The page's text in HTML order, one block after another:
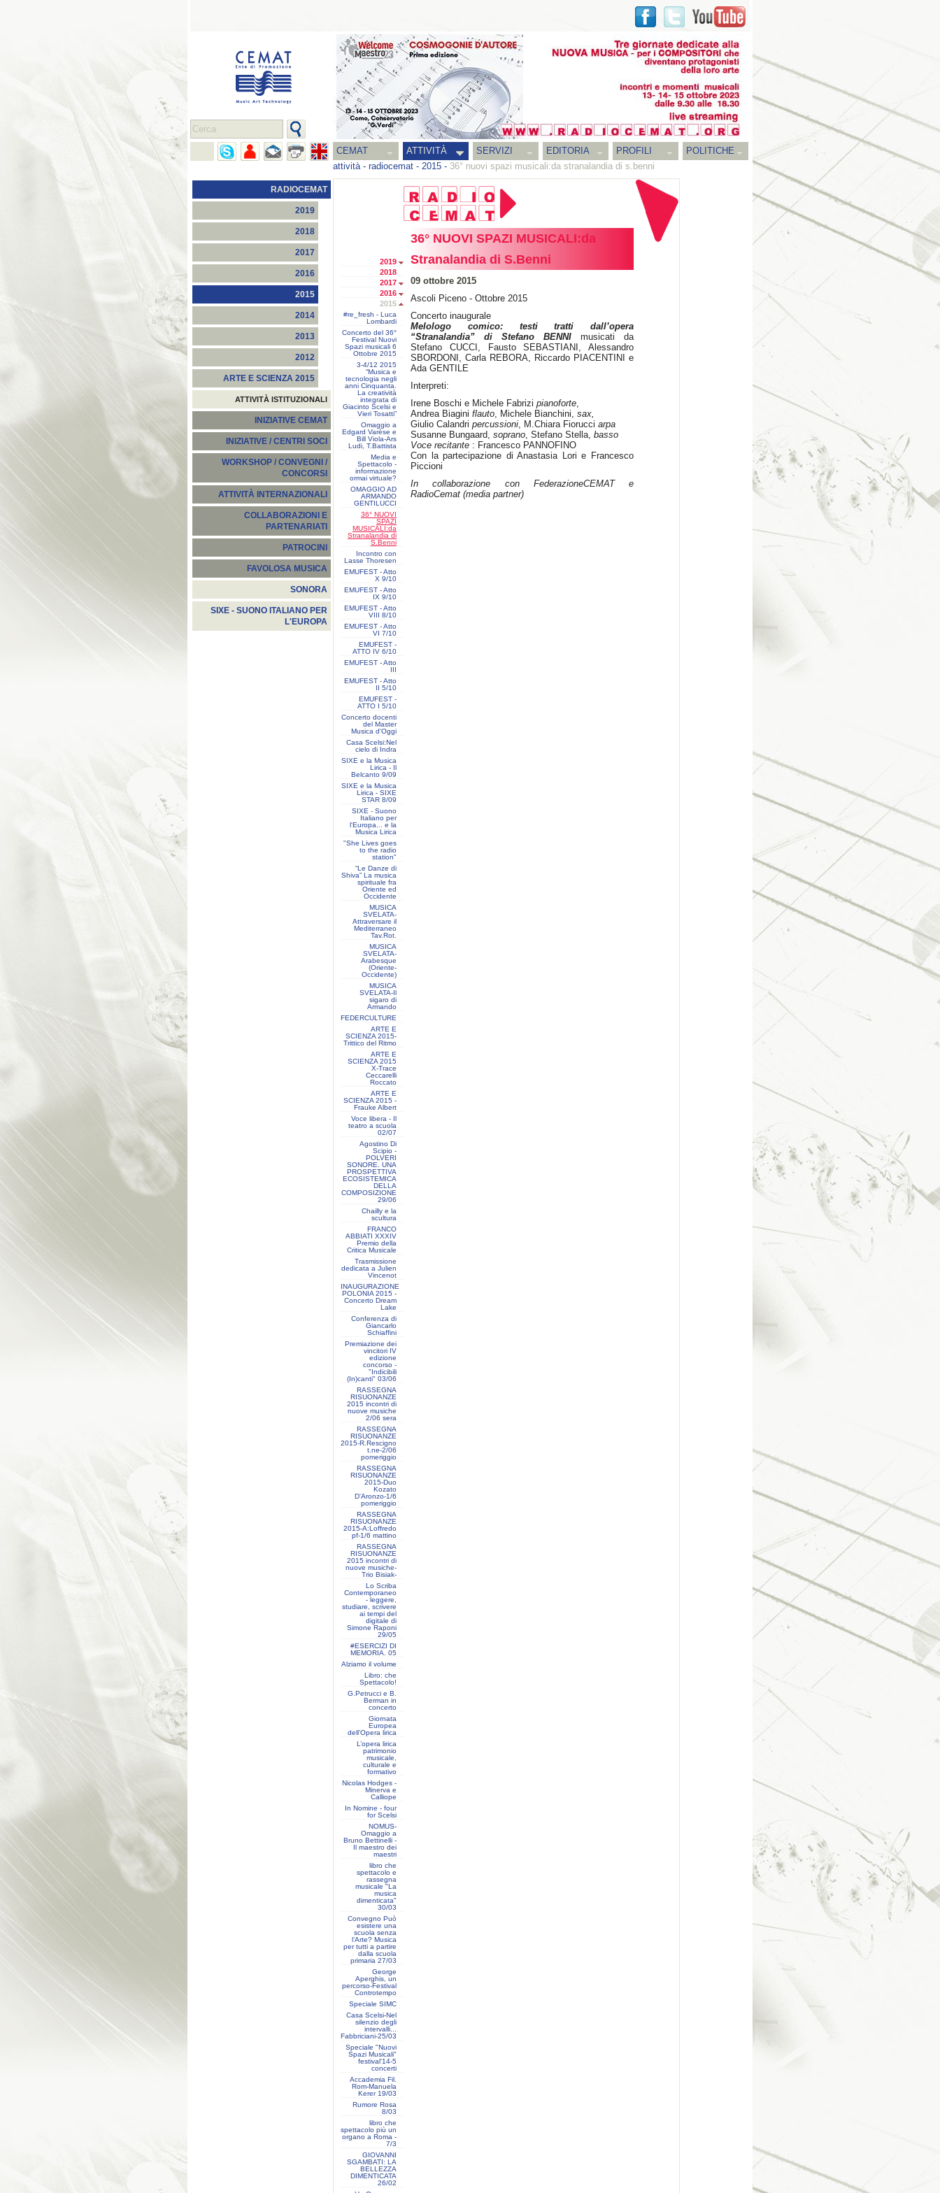
CEMAT ATTIVITÀ SERVIZI EDITORIA PROFILI
POLITICHE
attività- radiocemat - 2015 - 36° nuovi spazi musicali:da stranalandia di s.benni
RADIOCEMAT
2019
2018
2017
2016
2015
2014
2013
2012
ARTE E SCIENZA 2015
ATTIVITÀ ISTITUZIONALI
INIZIATIVE CEMAT
INIZIATIVE / CENTRI SOCI
WORKSHOP / CONVEGNI /
CONCORSI
ATTIVITÀ INTERNAZIONALI
COLLABORAZIONI E
PARTENARIATI
PATROCINI
FAVOLOSA MUSICA
SONORA
SIXE - SUONO ITALIANO PER
L'EUROPA
2019
2018
2017
2016
2015
#re_fresh - Luca
Lombardi
Concerto del 36°
Festival Nuovi
Spazi musicali 6
Ottobre 2015
3-4/12 2015
“Musica e
tecnologia negli
anni Cinquanta.
La creatività
integrata di
Giacinto Scelsi e
Vieri Tosatti”
Omaggio a
Edgard Varèse e
Bill Viola-Ars
Ludi, T.Battista
Media e
Spettacolo -
informazione
ormai virtuale?
OMAGGIO AD
ARMANDO
GENTILUCCI
36° NUOVI
SPAZI
MUSICALI:da
Stranalandia di
S.Benni
Incontro con
Lasse Thoresen
EMUFEST - Atto
X 9/10
EMUFEST - Atto
IX 9/10
EMUFEST - Atto
VIII 8/10
EMUFEST - Atto
VI 7/10
EMUFEST -
ATTO IV 6/10
EMUFEST - Atto
III
EMUFEST - Atto
II 5/10
EMUFEST -
ATTO I 5/10
Concerto docenti
del Master
Musica d'Oggi
Casa Scelsi:Nel
cielo di Indra
SIXE e la Musica
Lirica - Il
Belcanto 9/09
SIXE e la Musica
Lirica - SIXE
STAR 8/09
SIXE - Suono
Italiano per
l'Europa... e la
Musica Lirica
"She Lives goes
to the radio
station"
“Le Danze di
Shiva” La musica
spirituale fra
Oriente ed
Occidente
MUSICA
SVELATA-
Attraversare il
Mediterraneo
Tav.Rot.
MUSICA
SVELATA-
Arabesque
(Oriente-
Occidente)
MUSICA
SVELATA-Il
sigaro di
Armando
FEDERCULTURE
ARTE E
SCIENZA 2015-
Trittico del Ritmo
ARTE E
SCIENZA 2015
X-Trace
Ceccarelli
Roccato
ARTE E
SCIENZA 2015 -
Frauke Albert
Voce libera - Il
teatro a scuola
02/07
Agostino Di
Scipio -
POLVERI
SONORE. UNA
PROSPETTIVA
ECOSISTEMICA
DELLA
COMPOSIZIONE
29/06
Chailly e la
scultura
FRANCO
ABBIATI XXXIV
Premio della
Critica Musicale
Trasmissione
dedicata a Julien
Vincenot
INAUGURAZIONE
POLONIA 2015 -
Concerto Dream
Lake
Conferenza di
Giancarlo
Schiaffini
Premiazione dei
vincitori IV
edizione
concorso -
"Indicibili
(In)canti" 03/06
RASSEGNA
RISUONANZE
2015 incontri di
nuove musiche
2/06 sera
RASSEGNA
RISUONANZE
2015-R.Rescigno
t.ne-2/06
pomeriggio
RASSEGNA
RISUONANZE
2015-Duo
Kozato
D'Aronzo-1/6
pomeriggio
RASSEGNA
RISUONANZE
2015-A:Loffredo
pf-1/6 mattino
RASSEGNA
RISUONANZE
2015 incontri di
nuove musiche-
Trio Bisiak-
Lo Scriba
Contemporaneo
- leggere,
studiare, scrivere
ai tempi del
digitale di
Simone Raponi
29/05
#ESERCIZI DI
MEMORIA. 05
Alziamo il volume
Libro: che
Spettacolo!
G.Petrucci e B.
Berman in
concerto
Giornata
Europea
dell'Opera lirica
L’opera lirica
patrimonio
musicale,
culturale e
formativo
Nicolas Hodges -
Minerva e
Calliope
In Nomine - four
for Scelsi
NOMUS-
Omaggio a
Bruno Bettinelli -
Il maestro dei
maestri
libro che
spettacolo e
rassegna
musicale "La
musica
dimenticata"
30/03
Convegno Può
esistere una
scuola senza
l’Arte? Musica
per tutti a partire
dalla scuola
primaria 27/03
George
Aperghis, un
percorso-Festival
Controtempo
Speciale SIMC
Casa Scelsi-Nel
silenzio degli
intervalli...
Fabbriciani-25/03
Speciale "Nuovi
Spazi Musicali"
festival'14-5
concerti
Accademia Fil.
Rom-Manuela
Kerer 19/03
Rumore Rosa
8/03
libro che
spettacolo più un
organo a Roma -
7/3
GIOVANNI
SGAMBATI: LA
BELLEZZA
DIMENTICATA
26/02
36° NUOVI SPAZI MUSICALI:da
Stranalandia di S.Benni
09 ottobre 2015
Ascoli Piceno - Ottobre 2015
Concerto inaugurale
Melologo comico: testi tratti dall’opera
“Stranalandia” di Stefano BENNI musicati da
Stefano CUCCI, Fausto SEBASTIANI, Alessandro
SBORDONI, Carla REBORA, Riccardo PIACENTINI e
Ada GENTILE
Interpreti:
Irene Boschi e Michele Fabrizi pianoforte,
Andrea Biagini flauto, Michele Bianchini, sax,
Giulio Calandri percussioni, M.Chiara Fiorucci arpa
Susanne Bungaard, soprano, Stefano Stella, basso
Voce recitante : Francesco PANNOFINO
Con la partecipazione di Anastasia Lori e Francesco
Piccioni
In collaborazione con FederazioneCEMAT e
RadioCemat (media partner)